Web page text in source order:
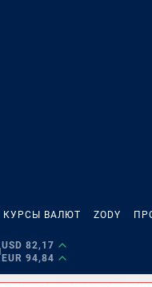
КУРСЫ ВАЛЮТ ZODY
USD 82,17
EUR 94,84